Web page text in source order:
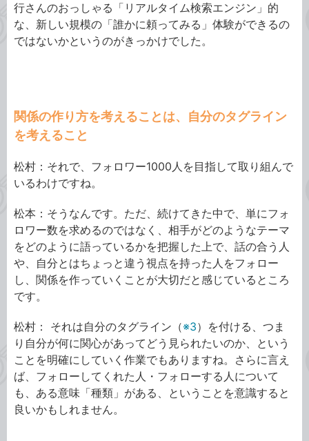
行さんのおっしゃる「リアルタイム検索エンジン」的
な、新しい規模の「誰かに頼ってみる」体験ができるの
ではないかというのがきっかけでした。
関係の作り方を考えることは、自分のタグライン
を考えること
松村：それで、フォロワー1000人を目指して取り組んで
いるわけですね。
松本：そうなんです。ただ、続けてきた中で、単にフォ
ロワー数を求めるのではなく、相手がどのようなテーマ
をどのように語っているかを把握した上で、話の合う人
や、自分とはちょっと違う視点を持った人をフォロー
し、関係を作っていくことが大切だと感じているところ
です。
松村： それは自分のタグライン （※3） を付ける、つま
り自分が何に関心があってどう見られたいのか、という
ことを明確にしていく作業でもありますね。さらに言え
ば、フォローしてくれた人・フォローする人について
も、ある意味「種類」がある、ということを意識すると
良いかもしれません。